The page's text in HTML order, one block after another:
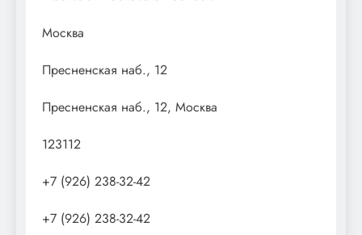
Москва
Пресненская наб., 12
Пресненская наб., 12, Москва
123112
+7 (926) 238-32-42
+7 (926) 238-32-42